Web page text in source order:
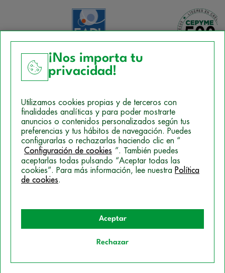
Política de Cookies
Mapa del sitio
Politica de Privacidad
© 2026 Campus Training
¡Nos importa tu
privacidad!
Utilizamos cookies propias y de terceros con
finalidades analíticas y para poder mostrarte
anuncios o contenidos personalizados según tus
preferencias y tus hábitos de navegación. Puedes
configurarlas o rechazarlas haciendo clic en “
Configuración de cookies ”. También puedes
aceptarlas todas pulsando “Aceptar todas las
cookies”. Para más información, lee nuestra Política
de cookies.
Aceptar
Rechazar